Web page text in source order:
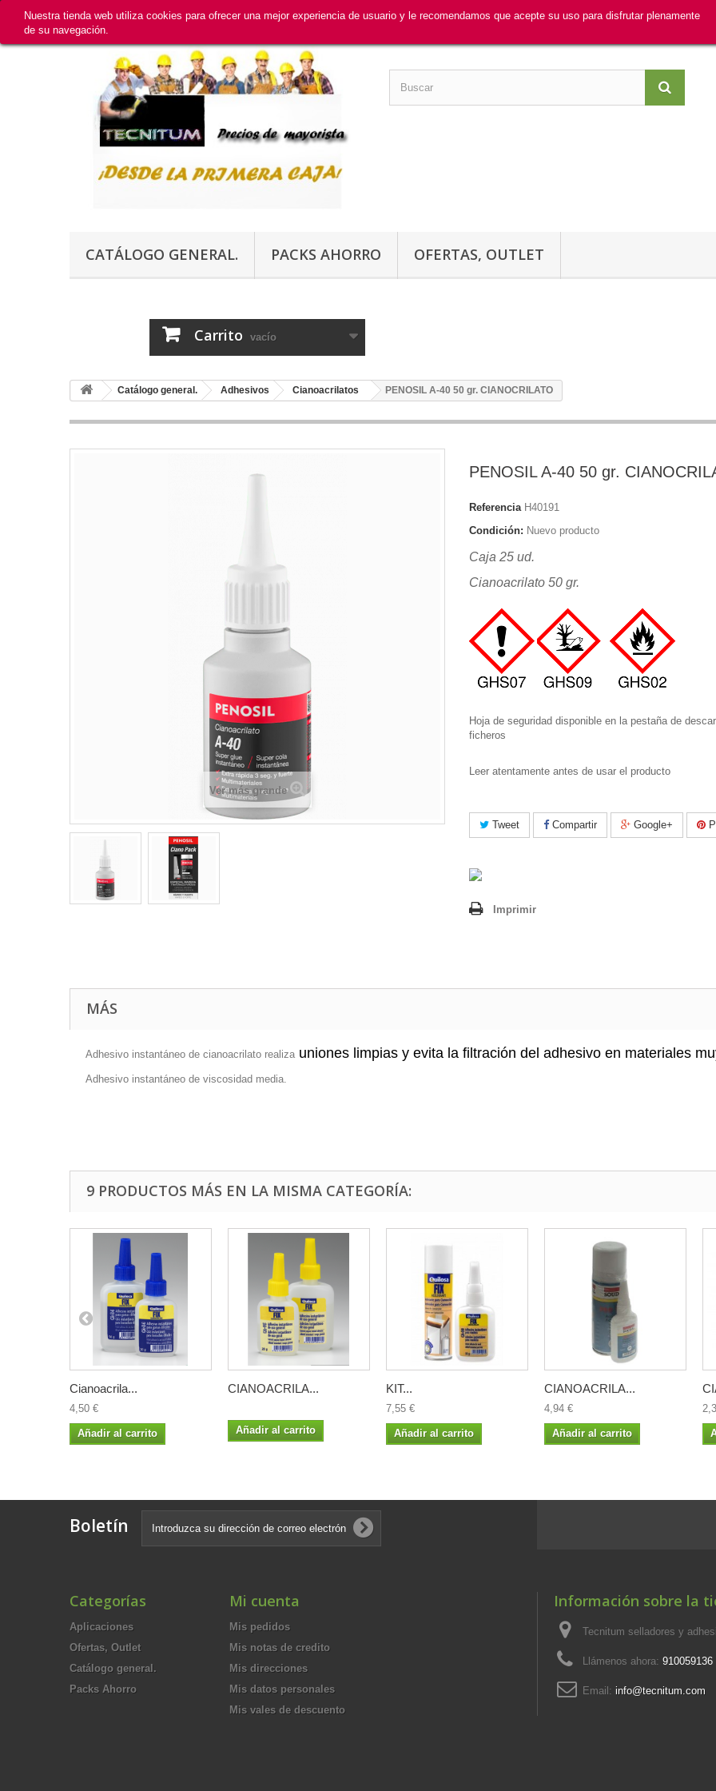
Nuestra tienda web utiliza cookies para ofrecer una mejor experiencia de usuario y le recomendamos que acepte su uso para disfrutar plenamente
de su navegación.
CATÁLOGO GENERAL. PACKS AHORRO OFERTAS, OUTLET
Carrito vacío
Catálogo general. Adhesivos Cianoacrilatos PENOSIL A-40 50 gr. CIANOCRILATO
Ver más grande
PENOSIL A-40 50 gr.
Referencia H40191
Condición: Nuevo producto
Caja 25 ud.
Cianoacrilato 50 gr.
Hoja de seguridad disponible en la pestaña de
ficheros
Leer atentamente antes de usar el producto
Tweet Compartir Google+
Imprimir
MÁS
Adhesivo instantáneo de cianoacrilato realiza uniones limpias y evita la filtración del adhesivo en materiales
Adhesivo instantáneo de viscosidad media.
9 PRODUCTOS MÁS EN LA MISMA CATEGORÍA:
Cianoacrila...
4,50 €
Añadir al carrito
CIANOACRILA...
Añadir al carrito
KIT...
7,55 €
Añadir al carrito
CIANOACRILA...
4,94 €
Añadir al carrito
Boletín
Categorías
Aplicaciones
Ofertas, Outlet
Catálogo general.
Packs Ahorro
Mi cuenta
Mis pedidos
Mis notas de credito
Mis direcciones
Mis datos personales
Mis vales de descuento
Información sobre la
Tecnitum selladores y
Llámenos ahora: 910059136
Email: info@tecnitum.com